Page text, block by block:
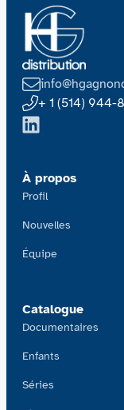
+ 1 (514) 944-
À propos
Profil
Nouvelles
Équipe
Catalogue
Documentaires
Enfants
Séries